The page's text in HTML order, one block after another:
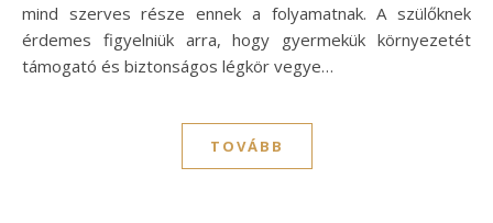
mind szerves része ennek a folyamatnak. A szülőknek
érdemes figyelniük arra, hogy gyermekük környezetét
támogató és biztonságos légkör vegye…
TOVÁBB